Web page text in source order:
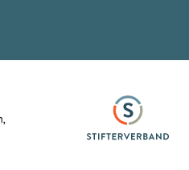
Senioren, Frauen und Jugend
Stifterverband